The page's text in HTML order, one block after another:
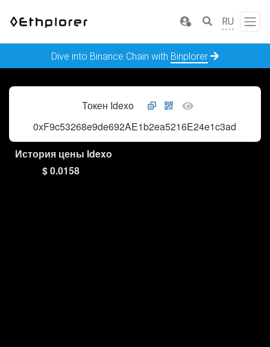
RU
Dive into Binance Chain with Binplorer
Токен Idexo
0xF9c53268e9de692AE1b2ea5216E24e1c3ad7CB1E
История цены Idexo
$ 0.0158